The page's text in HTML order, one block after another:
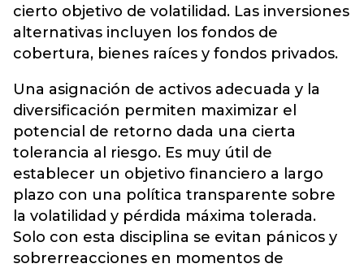
cierto objetivo de volatilidad. Las inversiones
alternativas incluyen los fondos de
cobertura, bienes raíces y fondos privados.
Una asignación de activos adecuada y la
diversificación permiten maximizar el
potencial de retorno dada una cierta
tolerancia al riesgo. Es muy útil de
establecer un objetivo financiero a largo
plazo con una política transparente sobre
la volatilidad y pérdida máxima tolerada.
Solo con esta disciplina se evitan pánicos y
sobrerreacciones en momentos de